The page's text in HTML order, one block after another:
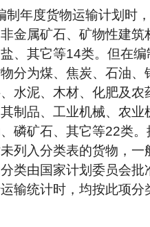
制年度货物运输计划时
金属矿石、矿物性建
、其它等14类。但在
分为煤、焦炭、石油
水泥、木材、化肥及
制品、工业机械、农
磷矿石、其它等22类
列入分类表的货物，
类由国家计划委员会
输统计时，均按此项分